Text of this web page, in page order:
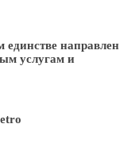
направлен
услугам и